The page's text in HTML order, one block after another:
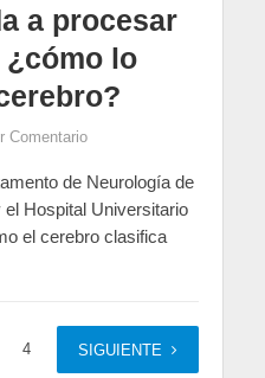
a procesar
lo
Comentario
de Neurología de
Hospital Universitario
el cerebro clasifica
4 … 10
SIGUIENTE